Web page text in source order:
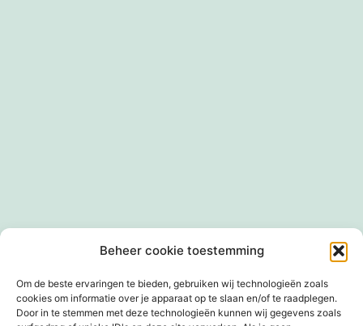
Beheer cookie toestemming
Om de beste ervaringen te bieden, gebruiken wij technologieën zoals
cookies om informatie over je apparaat op te slaan en/of te raadplegen.
Door in te stemmen met deze technologieën kunnen wij gegevens zoals
Mandje Afrekenen Mijn account